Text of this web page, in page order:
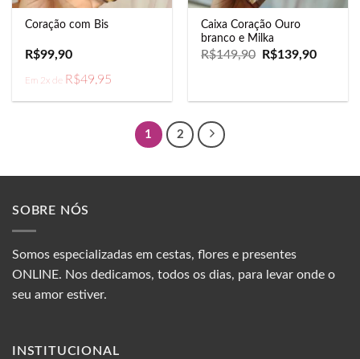
Coração com Bis
R$99,90
Em 2x de R$49,95
Caixa Coração Ouro
branco e Milka
R$149,90
O
preço
R$139,90O
1 2
SOBRE NÓS
Somos especializadas em cestas, flores e presentes
ONLINE. Nos dedicamos, todos os dias, para levar onde o
seu amor estiver.
INSTITUCIONAL